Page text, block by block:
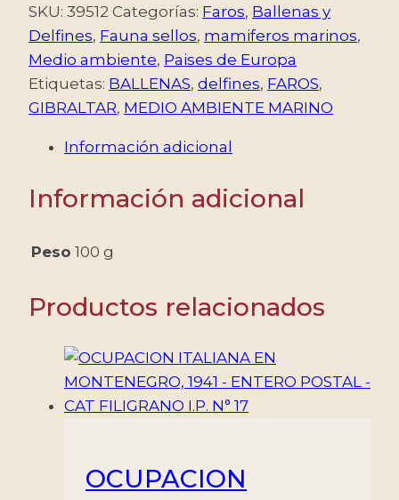
-
MEDIO
AMBIENTE
MARINO
-
BF
-
cantidad
SKU: 39512 Categorías: Faros, Ballenas y
Delfines, Fauna sellos, mamiferos marinos,
Medio ambiente, Paises de Europa
Etiquetas: BALLENAS, delfines, FAROS,
GIBRALTAR, MEDIO AMBIENTE MARINO
Información adicional
Información adicional
Peso 100 g
Productos relacionados
OCUPACION